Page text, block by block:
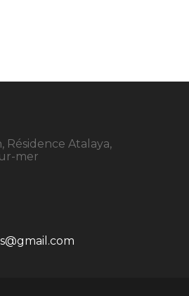
Résidence Atalaya,
mer
S’ouvre